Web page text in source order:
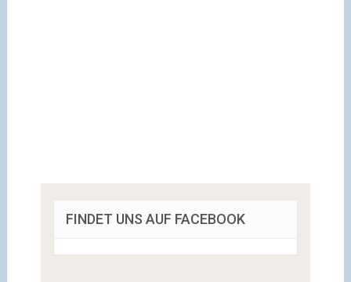
FINDET UNS AUF FACEBOOK